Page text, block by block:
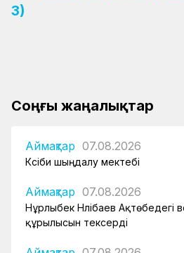
3)
Соңғы жаңалықтар
Аймақтар 07.08.2026
Кәсіби шыңдалу мектебі
Аймақтар 07.08.2026
Нұрлыбек Нәлібаев Ақтөбедегі
құрылысын тексерді